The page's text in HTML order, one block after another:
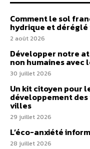
Comment le sol
hydrique et
2 août 2026
Développer notre
non humaines avec
30 juillet 2026
Un kit citoyen pour
développement
villes
29 juillet 2026
L’éco-anxiété
28 juillet 2026